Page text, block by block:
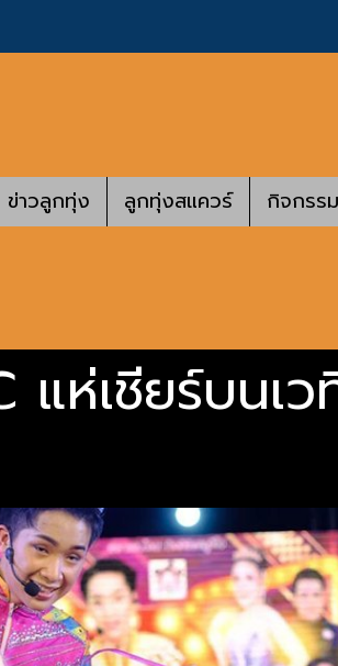
ข่าวลูกทุ่ง ลูกทุ่งสแควร์ กิจกรรม
แห่เชียร์บนเ